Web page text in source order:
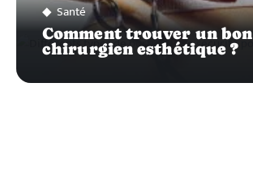
Santé
Comment trouver un bon
chirurgien esthétique ?